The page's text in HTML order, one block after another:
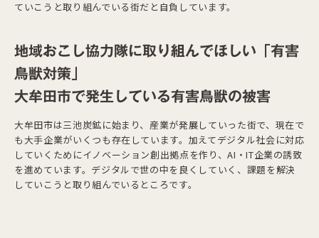
ていこうと取り組んでいる街だと自負しています。
地域おこし協力隊に取り組んでほしい「有害
鳥獣対策」
大牟田市で発生している有害鳥獣の被害
大牟田市は三池炭鉱に始まり、産業が発展していった街で、現在で
も大手企業がいくつも存在しています。加えてデジタル社会に対応
していくためにイノベーション創出拠点を作り、AI・IT企業の誘致
を進めています。デジタルで世の中を良くしていく、課題を解決
していこうと取り組んでいるところです。